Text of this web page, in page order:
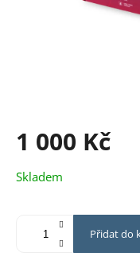
1 000 Kč
Měrná
cena:
Skladem
Přidat do